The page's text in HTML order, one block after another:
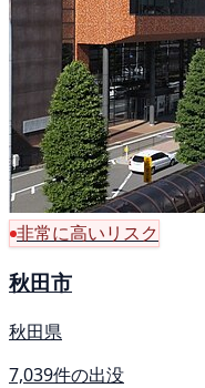
非常に高いリスク
秋田市
秋田県
7,039件の出没